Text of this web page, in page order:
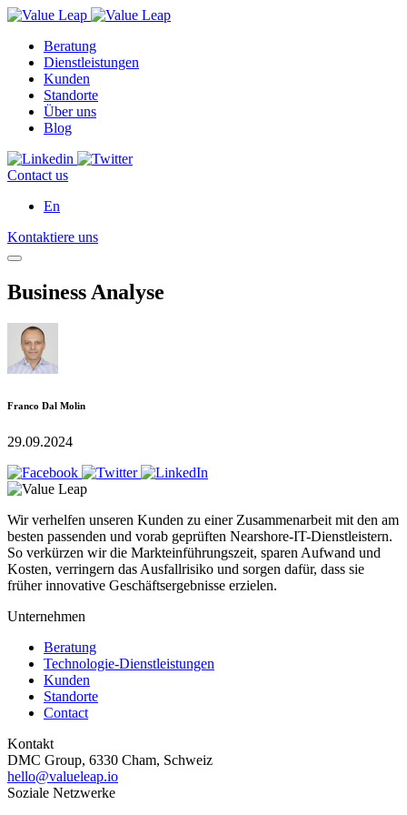
Beratung
Dienstleistungen
Kunden
Standorte
Über uns
Blog
Contact us
En
Kontaktiere uns
Business Analyse
Franco Dal Molin
29.09.2024
Wir verhelfen unseren Kunden zu einer Zusammenarbeit mit den am
besten passenden und vorab geprüften Nearshore-IT-Dienstleistern.
So verkürzen wir die Markteinführungszeit, sparen Aufwand und
Kosten, verringern das Ausfallrisiko und sorgen dafür, dass sie
früher innovative Geschäftsergebnisse erzielen.
Unternehmen
Beratung
Technologie-Dienstleistungen
Kunden
Standorte
Contact
Kontakt
DMC Group, 6330 Cham, Schweiz
hello@valueleap.io
Soziale Netzwerke